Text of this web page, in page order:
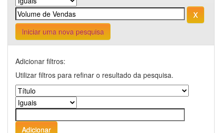
Iniciar uma nova pesquisa
Adicionar filtros:
Utilizar filtros para refinar o resultado da pesquisa.